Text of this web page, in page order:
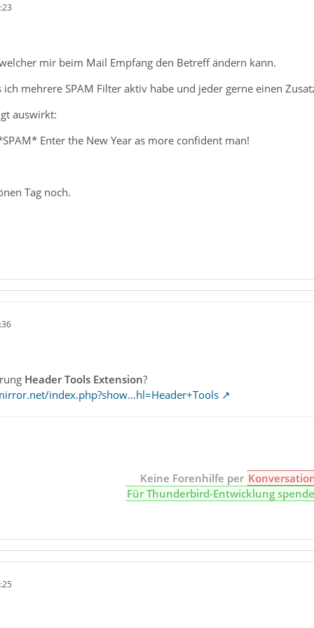
mir beim Mail Empfang den Betreff ändern kann.
mehrere SPAM Filter aktiv habe und jeder gerne einen
auswirkt:
Enter the New Year as more confident man!
Tag noch.
Header Tools Extension?
index.php?show…hl=Header+Tools
Keine Forenhilfe per
Für Thunderbird-Entwicklung